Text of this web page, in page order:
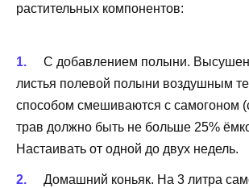
растительных компонентов:
С добавлением полыни.
листья полевой полыни воздушным
способом смешиваются с самогоном
трав должно быть не больше 25%
Настаивать от одной до двух недель.
Домашний коньяк. На 3 литра